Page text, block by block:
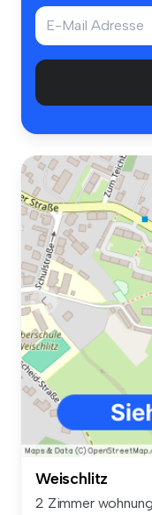
Weischlitz
2 Zimmer